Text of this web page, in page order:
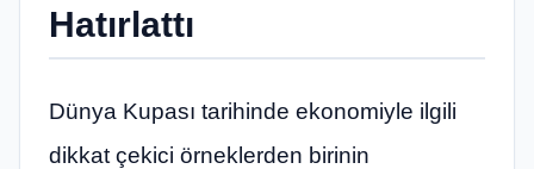
Hatırlattı
Dünya Kupası tarihinde ekonomiyle ilgili
dikkat çekici örneklerden birinin